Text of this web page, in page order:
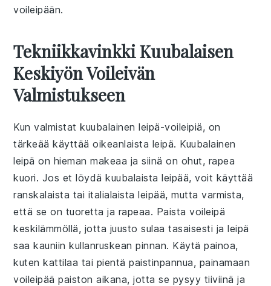
voileipään.
Tekniikkavinkki Kuubalaisen
Keskiyön Voileivän
Valmistukseen
Kun valmistatkuubalainen leipä-voileipiä, on
tärkeää käyttää oikeanlaista leipä. Kuubalainen
leipä on hieman makeaa ja siinä on ohut, rapea
kuori. Jos et löydä kuubalaista leipää, voit käyttää
ranskalaista tai italialaista leipää, mutta varmista,
että se on tuoretta ja rapeaa. Paistavoileipä
keskilämmöllä, jotta juusto sulaa tasaisesti jaleipä
saa kauniin kullanruskean pinnan. Käytä painoa,
kuten kattilaa tai pientä paistinpannua, painamaan
voileipää paiston aikana, jotta se pysyy tiiviinä ja